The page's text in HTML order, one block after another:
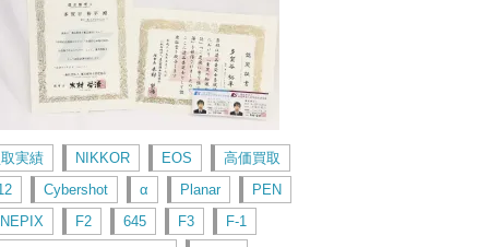
実績 NIKKOR EOS
高価買取
Cybershot α Planar
PEN
F2 645 F3
F-1